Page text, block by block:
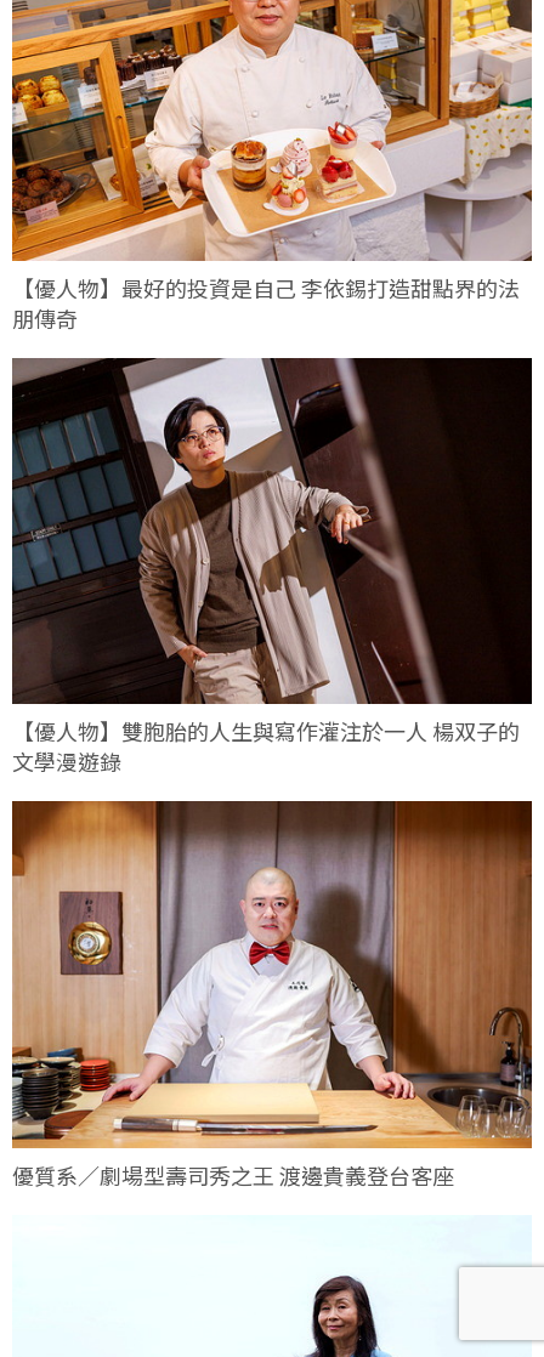
【優人物】最好的投資是自己 李依錫打造甜點界的法
朋傳奇
【優人物】雙胞胎的人生與寫作灌注於一人 楊双子的
文學漫遊錄
優質系／劇場型壽司秀之王 渡邊貴義登台客座